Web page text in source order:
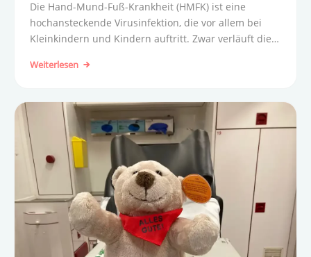
Die Hand-Mund-Fuß-Krankheit (HMFK) ist eine
hochansteckende Virusinfektion, die vor allem bei
Kleinkindern und Kindern auftritt. Zwar verläuft die
aber für die Betroffenen sehr unangenehm.
Weiterlesen